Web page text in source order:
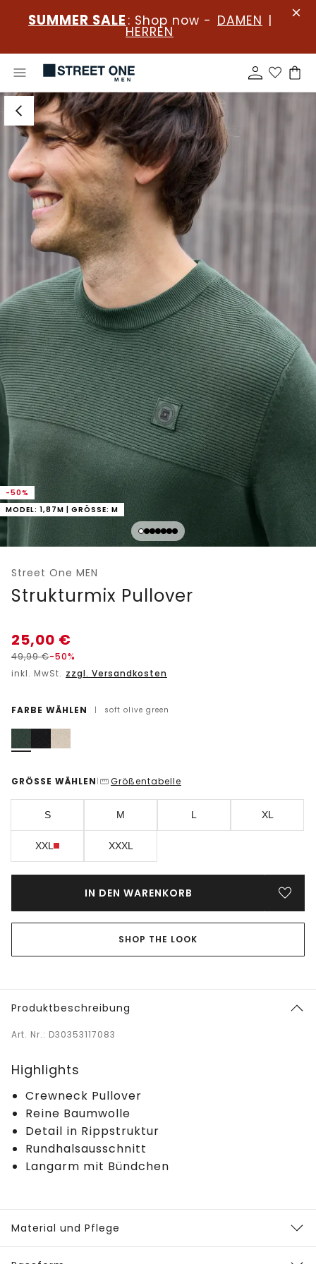
SUMMER SALE : Shop now - DAMEN |
HERREN
-50%
MODEL: 1,87M | GRÖSSE: M
Street One MEN
Strukturmix Pullover
25,00 €
49,99€-50%
inkl. MwSt. zzgl. Versandkosten
FARBE WÄHLEN | soft olive green
GRÖSSE WÄHLEN | Größentabelle
S M L XL
XXL XXXL
IN DEN WARENKORB
SHOP THE LOOK
Produktbeschreibung
Art. Nr.: D30353117083
Highlights
Crewneck Pullover
Reine Baumwolle
Detail in Rippstruktur
Rundhalsausschnitt
Langarm mit Bündchen
Material und Pflege